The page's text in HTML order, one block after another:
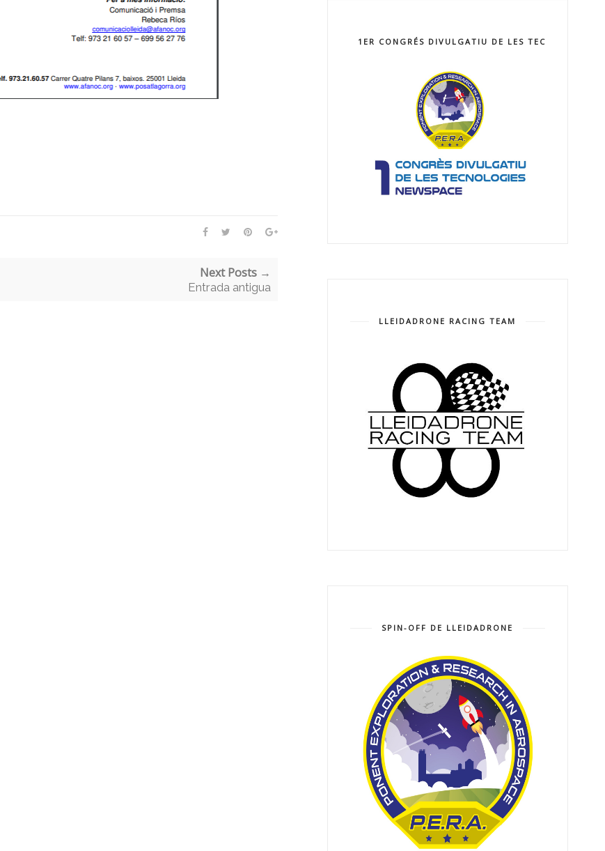
Next Posts →
Entrada antigua
1ER CONGRÉS DIVULGATIU DE LES TECNOLOGIES
LLEIDADRONE RACING TEAM
SPIN-OFF DE LLEIDADRONE